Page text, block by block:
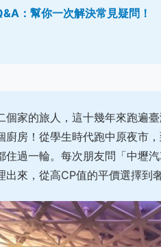
：幫你一次解決常見疑問！
個家的旅人，這十幾年來跑遍
廚房！從學生時代跑中原夜市
住過一輪。每次朋友問「中壢
來，從高CP值的平價選擇到